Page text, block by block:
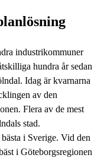
industrikommuner
hundra år sedan
Idag är kvarnarna
av den
Flera av de mest
stad.
i Sverige. Vid den
i Göteborgsregionen